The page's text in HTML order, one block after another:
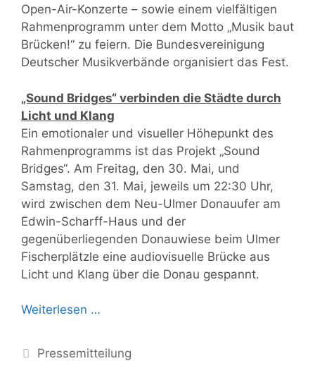
Open-Air-Konzerte – sowie einem vielfältigen
Rahmenprogramm unter dem Motto „Musik baut
Brücken!“ zu feiern. Die Bundesvereinigung
Deutscher Musikverbände organisiert das Fest.
„Sound Bridges“ verbinden die Städte durch
Licht und Klang
Ein emotionaler und visueller Höhepunkt des
Rahmenprogramms ist das Projekt „Sound
Bridges“. Am Freitag, den 30. Mai, und
Samstag, den 31. Mai, jeweils um 22:30 Uhr,
wird zwischen dem Neu-Ulmer Donauufer am
Edwin-Scharff-Haus und der
gegenüberliegenden Donauwiese beim Ulmer
Fischerplätzle eine audiovisuelle Brücke aus
Licht und Klang über die Donau gespannt.
Weiterlesen …
Kategorien
Pressemitteilung